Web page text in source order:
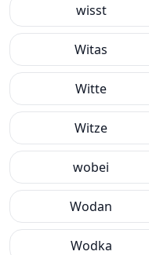
wisst
Witas
Witte
Witze
wobei
Wodan
Wodka